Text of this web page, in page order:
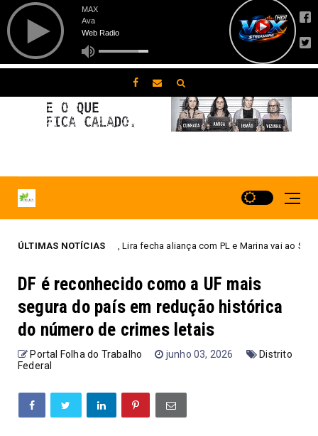
ÚLTIMAS NOTÍCIAS
fecha aliança com PL e Marina vai ao Senado Destaque
DF é reconhecido como a UF mais
segura do país em redução histórica
do número de crimes letais
Portal Folha do Trabalho junho 03, 2026
Distrito
Federal